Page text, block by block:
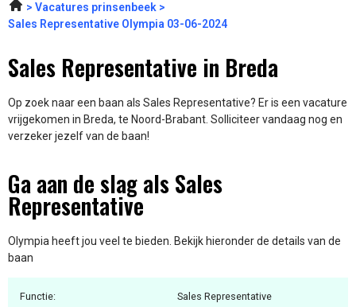
Vacatures prinsenbeek
Sales Representative Olympia 03-06-2024
Sales Representative in Breda
Op zoek naar een baan als Sales Representative? Er is een vacature
vrijgekomen in Breda, te Noord-Brabant. Solliciteer vandaag nog en
verzeker jezelf van de baan!
Ga aan de slag als Sales
Representative
Olympia heeft jou veel te bieden. Bekijk hieronder de details van de
baan
Functie: Sales Representative